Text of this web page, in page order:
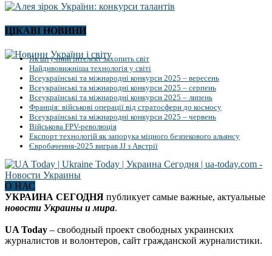
ЦІКАВІ НОВИНИ
Як штучний інтелект захопить світ
Найдивовижніша технологія у світі
Всеукраїнські та міжнародні конкурси 2025 – вересень
Всеукраїнські та міжнародні конкурси 2025 – серпень
Всеукраїнські та міжнародні конкурси 2025 – липень
Франція: військові операції від стратосфери до космосу
Всеукраїнські та міжнародні конкурси 2025 – червень
Військова FPV-революція
Експорт технологій як запорука міцного безпекового альянсу
Євробачення-2025 виграв JJ з Австрії
О НАС
УКРАИНА СЕГОДНЯ публикует самые важные, актуальные
новости Украины и мира.
UA Today – свободный проект свободных украинских
журналистов и волонтеров, сайт гражданской журналистики.